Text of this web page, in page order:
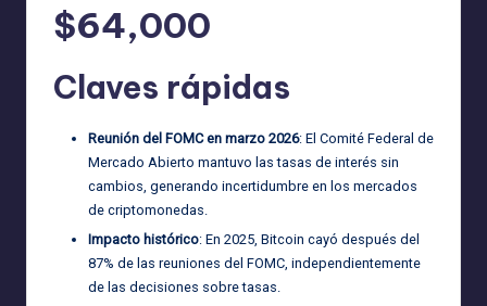
$64,000
Claves rápidas
Reunión del FOMC en marzo 2026: El Comité Federal de
Mercado Abierto mantuvo las tasas de interés sin
cambios, generando incertidumbre en los mercados
de criptomonedas.
Impacto histórico: En 2025, Bitcoin cayó después del
87% de las reuniones del FOMC, independientemente
de las decisiones sobre tasas.